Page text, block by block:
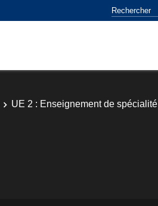
UE 2 : Enseignement de spécialité